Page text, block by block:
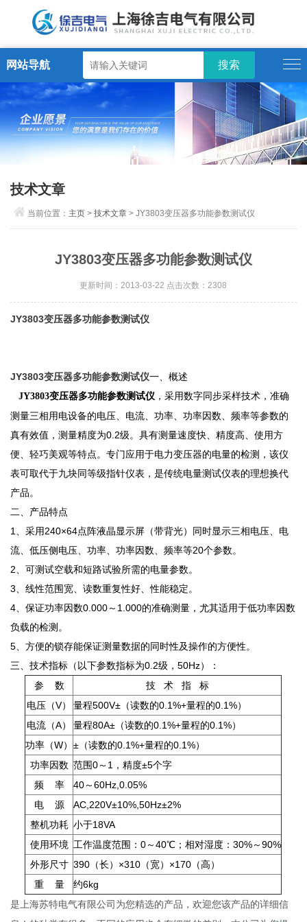
网站导航
技术文章
当前位置： 主页 >技术文章 > JY3803变压器多功能参数测试仪
JY3803变压器多功能参数测试仪
更新时间：2013-03-22 点击次数：2308
JY3803变压器多功能参数测试仪
JY3803变压器多功能参数测试仪一、概述
JY3803变压器多功能参数测试仪 ，采用数字同步采样技术，准确
测量三相用电设备的电压、电流、功率、功率因数、频率等参数的
真有效值，测量精度为0.2级。具有测量速度快、精度高、使用方
便、轻巧美观等特点。专门应用于电力变压器的电量的检测，该仪
表可取代于九块同等级指针仪表，是传统电量测试仪表的理想换代
产品。
二、产品特点
1、采用240×64点阵液晶显示屏（带背光）同时显示三相电压、电
流、低压侧电压、功率、功率因数、频率等20个参数。
2、可测试空载和短路试验所需的电量参数。
3、线性范围宽、读数重复性好、性能稳定。
4、保证功率因数0.000～1.000的准确测量，尤其适用于低功率因数
负载的检测。
5、方便的锁存能保证测量数据的同时性及操作的方便性。
三、技术指标（以下参数指标为0.2级，50Hz）：
参 数
技 术 指 标
电压（V）
量程500V±（读数的0.1%+量程的0.1%）
电流（A）
量程80A±（读数的0.1%+量程的0.1%）
功率（W） ±（读数的0.1%+量程的0.1%）
功率因数 范围0～1，精度±5个字
频 率
40～60Hz,0.05%
电 源
AC,220V±10%,50Hz±2%
整机功耗 小于18VA
使用环境 工作温度范围：0～40℃；相对湿度：30%～90%
外形尺寸 390（长）×310（宽）×170（高）
重 量
约6kg
是上海苏特电气有限公司为您精选的产品，欢迎您该产品的详细信